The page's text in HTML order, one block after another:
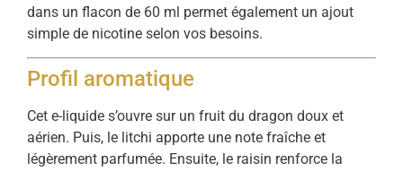
dans un flacon de 60 ml permet également un ajout
simple de nicotine selon vos besoins.
Profil aromatique
Cet e-liquide s’ouvre sur un fruit du dragon doux et
aérien. Puis, le litchi apporte une note fraîche et
légèrement parfumée. Ensuite, le raisin renforce la